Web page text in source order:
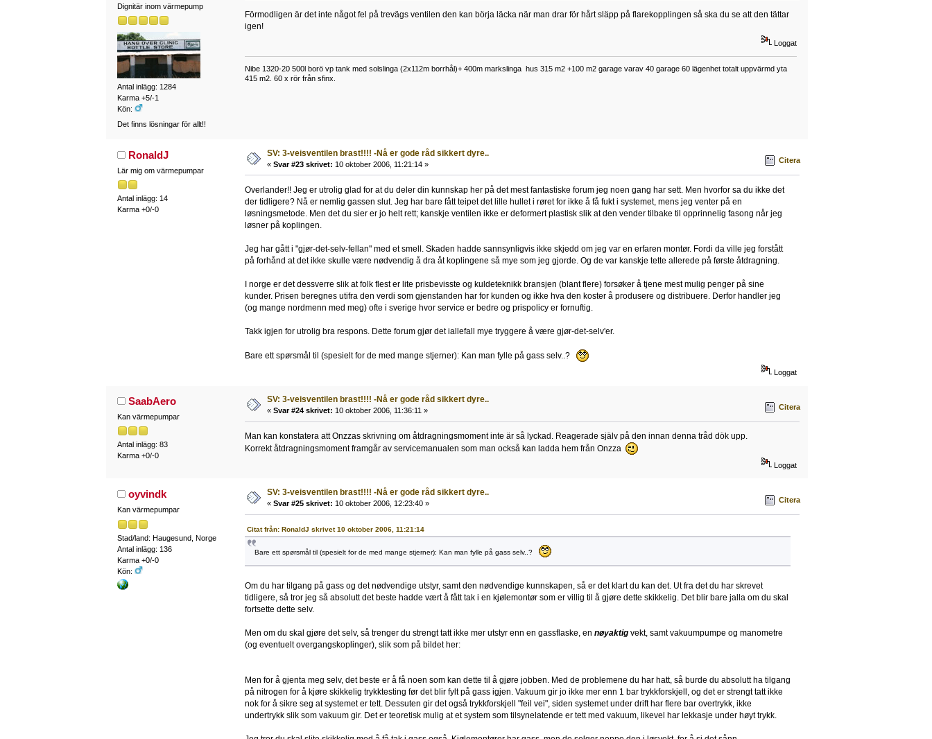
Dignitär inom värmepump
Antal inlägg: 1284
Karma +5/-1
Kön:
Det finns lösningar för allt!!
Förmodligen är det inte något fel på trevägs ventilen den kan börja läcka när man drar för hårt släpp på flarekopplingen så ska du se att den tättar
igen!
Loggat
Nibe 1320-20 500l borö vp tank med solslinga (2x112m borrhål)+ 400m markslinga hus 315 m2 +100 m2 garage varav 40 garage 60 lägenhet totalt uppvärmd yta
415 m2. 60 x rör från sfinx.
RonaldJ
Lär mig om värmepumpar
Antal inlägg: 14
Karma +0/-0
SV: 3-veisventilen brast!!!! -Nå er gode råd sikkert dyre..
« Svar #23 skrivet: 10 oktober 2006, 11:21:14 » Citera
Overlander!! Jeg er utrolig glad for at du deler din kunnskap her på det mest fantastiske forum jeg noen gang har sett. Men hvorfor sa du ikke det
der tidligere? Nå er nemlig gassen slut. Jeg har bare fått teipet det lille hullet i røret for ikke å få fukt i systemet, mens jeg venter på en
løsningsmetode. Men det du sier er jo helt rett; kanskje ventilen ikke er deformert plastisk slik at den vender tilbake til opprinnelig fasong når jeg
løsner på koplingen.
Jeg har gått i "gjør-det-selv-fellan" med et smell. Skaden hadde sannsynligvis ikke skjedd om jeg var en erfaren montør. Fordi da ville jeg forstått
på forhånd at det ikke skulle være nødvendig å dra åt koplingene så mye som jeg gjorde. Og de var kanskje tette allerede på første åtdragning.
I norge er det dessverre slik at folk flest er lite prisbevisste og kuldeteknikk bransjen (blant flere) forsøker å tjene mest mulig penger på sine
kunder. Prisen beregnes utifra den verdi som gjenstanden har for kunden og ikke hva den koster å produsere og distribuere. Derfor handler jeg
(og mange nordmenn med meg) ofte i sverige hvor service er bedre og prispolicy er fornuftig.
Takk igjen for utrolig bra respons. Dette forum gjør det iallefall mye tryggere å være gjør-det-selv'er.
Bare ett spørsmål til (spesielt for de med mange stjerner): Kan man fylle på gass selv..?
Loggat
SaabAero
Kan värmepumpar
Antal inlägg: 83
Karma +0/-0
SV: 3-veisventilen brast!!!! -Nå er gode råd sikkert dyre..
« Svar #24 skrivet: 10 oktober 2006, 11:36:11 » Citera
Man kan konstatera att Onzzas skrivning om åtdragningsmoment inte är så lyckad. Reagerade själv på den innan denna tråd dök upp.
Korrekt åtdragningsmoment framgår av servicemanualen som man också kan ladda hem från Onzza
Loggat
oyvindk
Kan värmepumpar
Stad/land: Haugesund, Norge
Antal inlägg: 136
Karma +0/-0
Kön:
SV: 3-veisventilen brast!!!! -Nå er gode råd sikkert dyre..
« Svar #25 skrivet: 10 oktober 2006, 12:23:40 » Citera
Citat från: RonaldJ skrivet 10 oktober 2006, 11:21:14
Bare ett spørsmål til (spesielt for de med mange stjerner): Kan man fylle på gass selv..?
Om du har tilgang på gass og det nødvendige utstyr, samt den nødvendige kunnskapen, så er det klart du kan det. Ut fra det du har skrevet
tidligere, så tror jeg så absolutt det beste hadde vært å fått tak i en kjølemontør som er villig til å gjøre dette skikkelig. Det blir bare jalla om du skal
fortsette dette selv.
Men om du skal gjøre det selv, så trenger du strengt tatt ikke mer utstyr enn en gassflaske, en nøyaktigvekt, samt vakuumpumpe og manometre
(og eventuelt overgangskoplinger), slik som på bildet her:
Men for å gjenta meg selv, det beste er å få noen som kan dette til å gjøre jobben. Med de problemene du har hatt, så burde du absolutt ha tilgang
på nitrogen for å kjøre skikkelig trykktesting før det blir fylt på gass igjen. Vakuum gir jo ikke mer enn 1 bar trykkforskjell, og det er strengt tatt ikke
nok for å sikre seg at systemet er tett. Dessuten gir det også trykkforskjell "feil vei", siden systemet under drift har flere bar overtrykk, ikke
undertrykk slik som vakuum gir. Det er teoretisk mulig at et system som tilsynelatende er tett med vakuum, likevel har lekkasje under høyt trykk.